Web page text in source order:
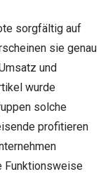
sorgfältig auf
sie genau
und
wurde
solche
profitieren
Funktionsweise